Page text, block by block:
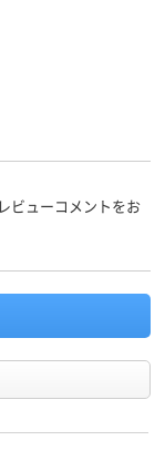
ビューコメントをお